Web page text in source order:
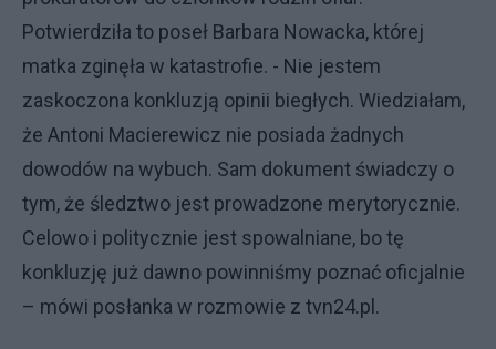
Potwierdziła to poseł Barbara Nowacka, której
matka zginęła w katastrofie. - Nie jestem
zaskoczona konkluzją opinii biegłych. Wiedziałam,
że Antoni Macierewicz nie posiada żadnych
dowodów na wybuch. Sam dokument świadczy o
tym, że śledztwo jest prowadzone merytorycznie.
Celowo i politycznie jest spowalniane, bo tę
konkluzję już dawno powinniśmy poznać oficjalnie
– mówi posłanka w rozmowie z tvn24.pl.